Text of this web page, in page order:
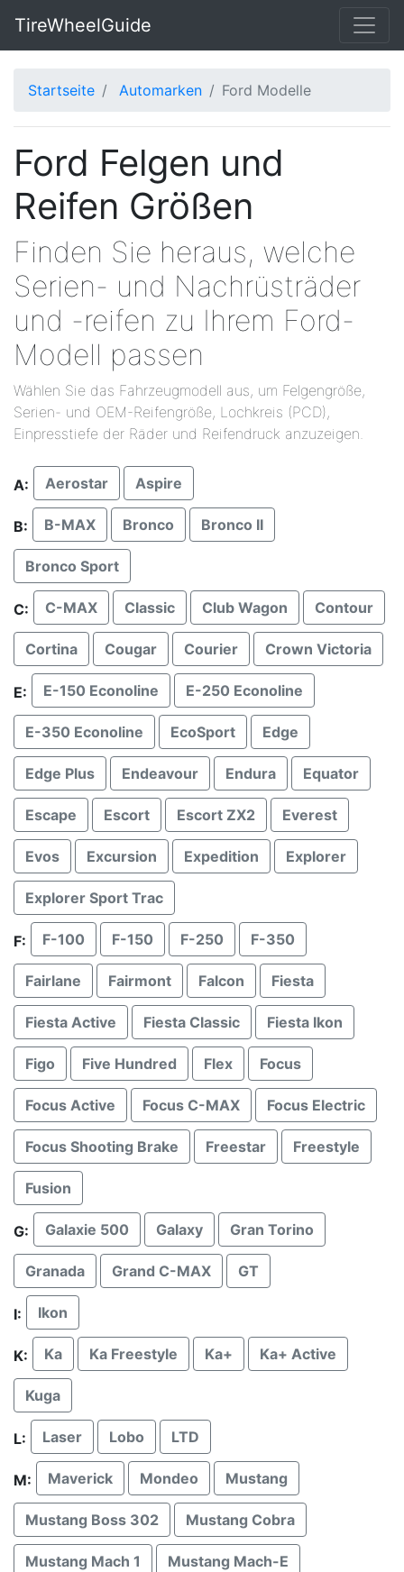
TireWheelGuide
Startseite Automarken Ford Modelle
Ford Felgen und
Reifen Größen
Finden Sie heraus, welche
Serien- und Nachrüsträder
und -reifen zu Ihrem Ford-
Modell passen
Wählen Sie das Fahrzeugmodell aus, um Felgengröße,
Serien- und OEM-Reifengröße, Lochkreis (PCD),
Einpresstiefe der Räder und Reifendruck anzuzeigen.
A: Aerostar Aspire
B: B-MAX Bronco Bronco II
Bronco Sport
C: C-MAX Classic Club Wagon Contour
Cortina Cougar Courier Crown Victoria
E: E-150 Econoline E-250 Econoline
E-350 Econoline EcoSport Edge
Edge Plus Endeavour Endura Equator
Escape Escort Escort ZX2 Everest
Evos Excursion Expedition Explorer
Explorer Sport Trac
F: F-100 F-150 F-250 F-350
Fairlane Fairmont Falcon Fiesta
Fiesta Active Fiesta Classic Fiesta Ikon
Figo Five Hundred Flex Focus
Focus Active Focus C-MAX Focus Electric
Focus Shooting Brake Freestar Freestyle
Fusion
G: Galaxie 500 Galaxy Gran Torino
Granada Grand C-MAX GT
I: Ikon
K: Ka Ka Freestyle Ka+ Ka+ Active
Kuga
L: Laser Lobo LTD
M: Maverick Mondeo Mustang
Mustang Boss 302 Mustang Cobra
Mustang Mach 1 Mustang Mach-E